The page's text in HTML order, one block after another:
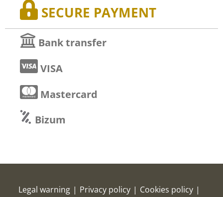
SECURE PAYMENT
Bank transfer
VISA
Mastercard
Bizum
Legal warning | Privacy policy | Cookies policy |